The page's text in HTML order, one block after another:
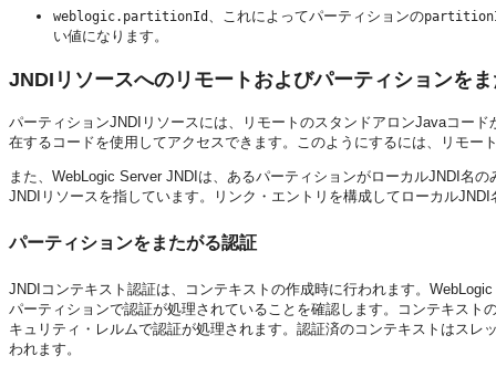
weblogic.partitionId 、これによってパーティションの
い値になります。
JNDIリソースへのリモートおよびパーティションを
パーティションJNDIリソースには、リモートのスタンドアロンJavaコー
在するコードを使用してアクセスできます。このようにするには、リモ
また、WebLogic Server JNDIは、あるパーティションがローカルJNDI名
JNDIリソースを指しています。リンク・エントリを構成してローカル
パーティションをまたがる認証
JNDIコンテキスト認証は、コンテキストの作成時に行われます。
パーティションで認証が処理されていることを確認します。コンテキス
キュリティ・レルムで認証が処理されます。認証済のコンテキストはス
われます。